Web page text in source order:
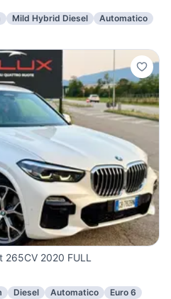
Mild Hybrid Diesel
Automatico
2020 FULL
Diesel Automatico
Euro 6